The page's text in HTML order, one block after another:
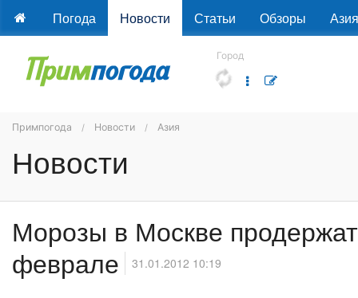
Погода Новости Статьи Обзоры Азия
Город
Примпогода Новости Азия
Новости
Морозы в Москве
феврале
31.01.2012 10:19